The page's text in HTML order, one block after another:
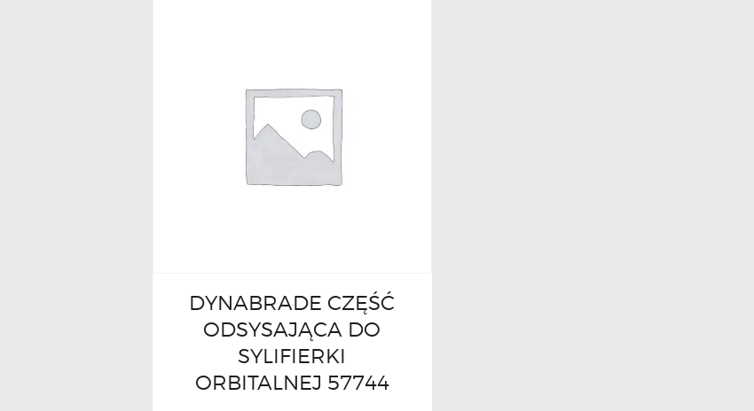
DYNABRADE CZĘŚĆ
ODSYSAJĄCA DO
SYLIFIERKI
ORBITALNEJ 57744